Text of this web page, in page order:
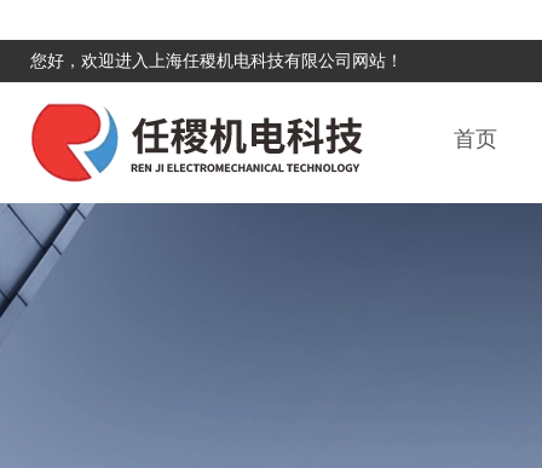
您好，欢迎进入上海任稷机电科技有限公司网站！
首页